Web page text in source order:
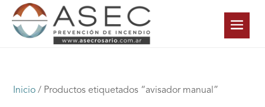
Inicio / Productos etiquetados “avisador manual”